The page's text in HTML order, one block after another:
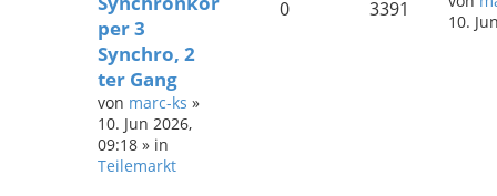
per 3
Synchro, 2
ter Gang
von marc-ks »
10. Jun 2026,
09:18 » in
Teilemarkt
0 3391
10.